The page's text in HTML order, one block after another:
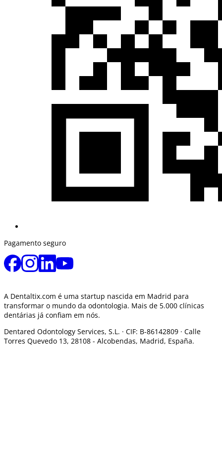
Pagamento seguro
A Dentaltix.com é uma startup nascida em Madrid para
transformar o mundo da odontologia. Mais de 5.000 clínicas
dentárias já confiam em nós.
Dentared Odontology Services, S.L. · CIF: B-86142809 · Calle
Torres Quevedo 13, 28108 - Alcobendas, Madrid, España.